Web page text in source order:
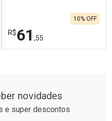
Por R$ 202,05/cada
R$61 ,55
10% OFF
Laboratório
Por Menos
novidades
e super descontos